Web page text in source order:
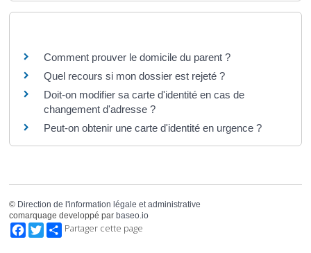
Comment prouver le domicile du parent ?
Quel recours si mon dossier est rejeté ?
Doit-on modifier sa carte d'identité en cas de
changement d'adresse ?
Peut-on obtenir une carte d'identité en urgence ?
© Direction de l'information légale et administrative
comarquage developpé par baseo.io
Facebook
TwitterPartager cette page